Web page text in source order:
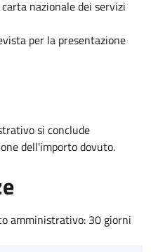
nazionale dei servizi
per la presentazione
si conclude
dell'importo dovuto.
amministrativo: 30 giorni